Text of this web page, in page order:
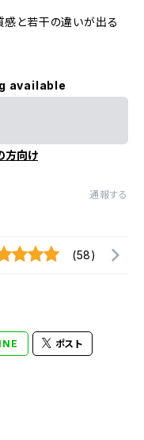
感と若干の違いが出る
available
方向け
通報する
(58)
ポスト